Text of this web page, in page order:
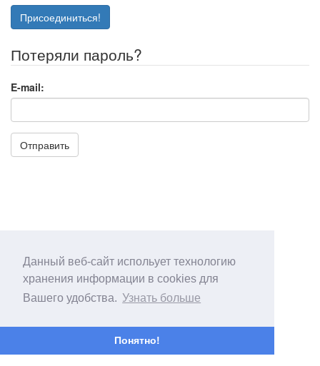
Данный веб-сайт испольует технологию
хранения информации в cookies для
Вашего удобства. Узнать больше
Понятно!
Присоединиться!
Потеряли пароль?
E-mail:
Отправить